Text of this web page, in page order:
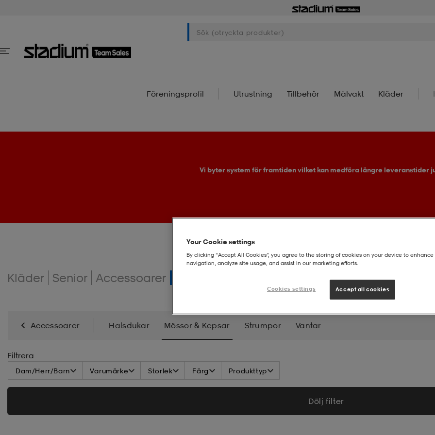
Föreningsprofil Utrustning Tillbehör Målvakt Kläder
Vi byter system för framtiden vilket kan medföra längre leveranstider
Kläder Senior Accessoarer
Accessoarer Halsdukar Mössor & Kepsar Strumpor Vantar
Filtrera
Dam/Herr/Barn Varumärke Storlek Färg Produkttyp
Dölj filter
Your Cookie settings
By clicking “Accept All Cookies”, you agree to the storing of cookies on your device to enhance
navigation, analyze site usage, and assist in our marketing efforts.
Cookies settings Accept all cookies